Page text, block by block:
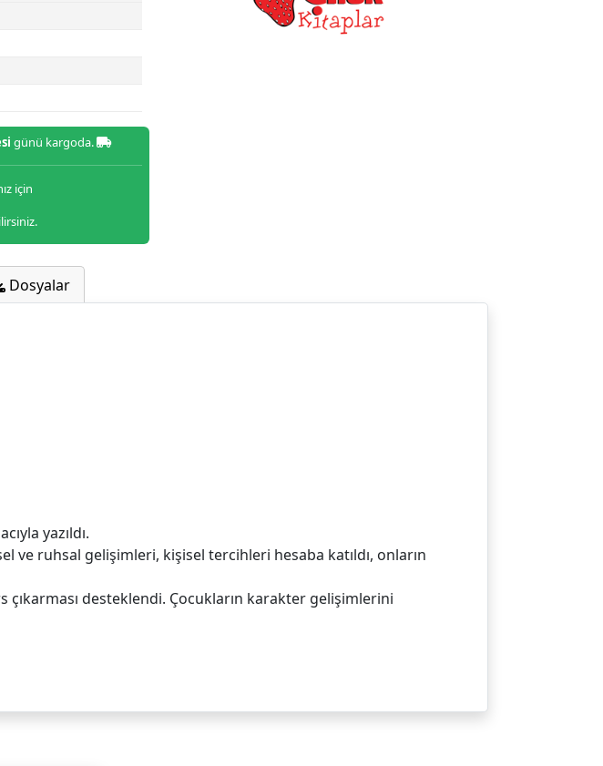
günü kargoda.
için
Dosyalar
yazıldı.
ve ruhsal gelişimleri, kişisel tercihleri hesaba katıldı, onların
desteklendi. Çocukların karakter gelişimlerini